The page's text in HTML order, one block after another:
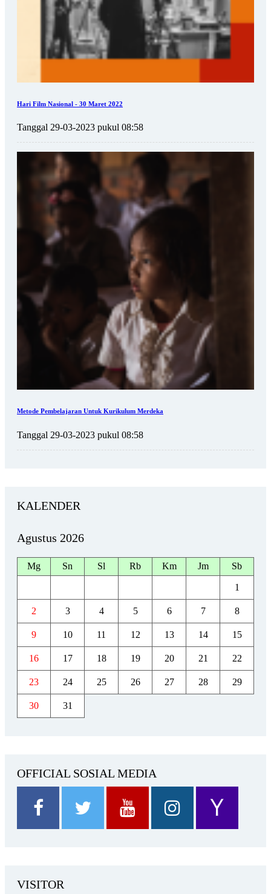
Hari Film Nasional - 30 Maret 2022
Tanggal 29-03-2023 pukul 08:58
Metode Pembelajaran Untuk Kurikulum Merdeka
Tanggal 29-03-2023 pukul 08:58
KALENDER
Agustus 2026
Mg Sn Sl Rb Km Jm Sb
1
2 3 4 5 6 7 8
9 10 11 12 13 14 15
16 17 18 19 20 21 22
23 24 25 26 27 28 29
30 31
OFFICIAL SOSIAL MEDIA
VISITOR